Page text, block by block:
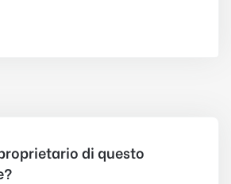
di questo